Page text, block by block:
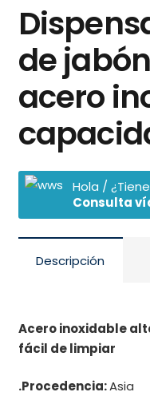
de
acero
Hola /
Consulta
Descripción
Acero inoxidable
fácil de limpiar
.Procedencia:Asia